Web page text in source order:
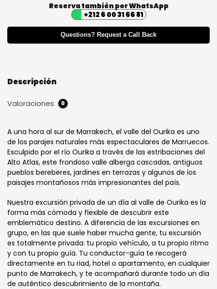
Reserva también por WhatsApp
+212 6 00 31 66 81
Questions? Request a Call Back
Descripción
Valoraciones 0
A una hora al sur de Marrakech, el valle del Ourika es uno
de los parajes naturales más espectaculares de Marruecos.
Esculpido por el río Ourika a través de las estribaciones del
Alto Atlas, este frondoso valle alberga cascadas, antiguos
pueblos bereberes, jardines en terrazas y algunos de los
paisajes montañosos más impresionantes del país.
Nuestra excursión privada de un día al valle de Ourika es la
forma más cómoda y flexible de descubrir este
emblemático destino. A diferencia de las excursiones en
grupo, en las que suele haber mucha gente, tu excursión
es totalmente privada: tu propio vehículo, a tu propio ritmo
y con tu propio guía. Tu conductor-guía te recogerá
directamente en tu riad, hotel o apartamento, en cualquier
punto de Marrakech, y te acompañará durante todo un día
de auténtico descubrimiento de la montaña.